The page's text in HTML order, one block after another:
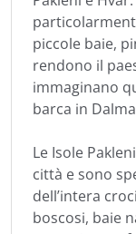
piccole baie,
rendono il
immaginano
barca in
Le Isole
città e sono
dell’intera
boscosi, baie